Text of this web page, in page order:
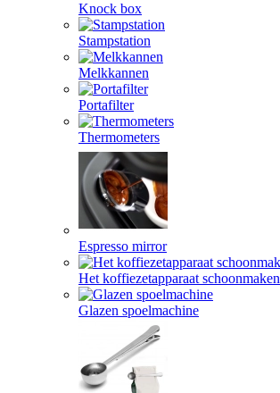
Knock box
Stampstation
Melkkannen
Portafilter
Thermometers
Espresso mirror
Het koffiezetapparaat schoonmaken
Glazen spoelmachine